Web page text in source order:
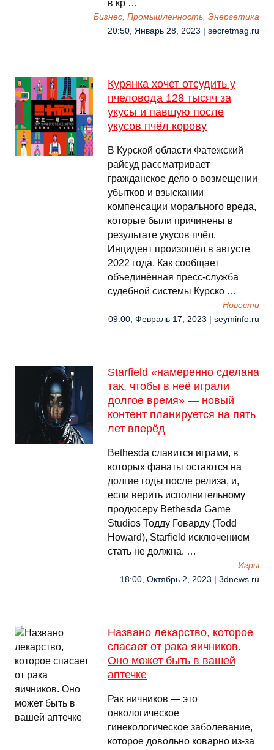
в кр …
Бизнес, Промышленность, Энергетика
20:50, Январь 28, 2023 | secretmag.ru
Курянка хочет отсудить у
пчеловода 128 тысяч за
укусы и павшую после
укусов пчёл корову
В Курской области Фатежский
райсуд рассматривает
гражданское дело о возмещении
убытков и взыскании
компенсации морального вреда,
которые были причинены в
результате укусов пчёл.
Инцидент произошёл в августе
2022 года. Как сообщает
объединённая пресс-служба
судебной системы Курско …
Новости
09:00, Февраль 17, 2023 | seyminfo.ru
Starfield «намеренно сделана
так, чтобы в неё играли
долгое время» — новый
контент планируется на пять
лет вперёд
Bethesda славится играми, в
которых фанаты остаются на
долгие годы после релиза, и,
если верить исполнительному
продюсеру Bethesda Game
Studios Тодду Говарду (Todd
Howard), Starfield исключением
стать не должна. …
Игры
18:00, Октябрь 2, 2023 | 3dnews.ru
Названо лекарство, которое
спасает от рака яичников.
Оно может быть в вашей
аптечке
Рак яичников — это
онкологическое
гинекологическое заболевание,
которое довольно коварно из-за